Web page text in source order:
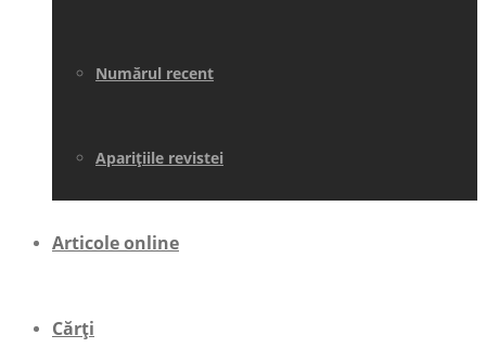
Numărul recent
Aparițiile revistei
Articole online
Cărți